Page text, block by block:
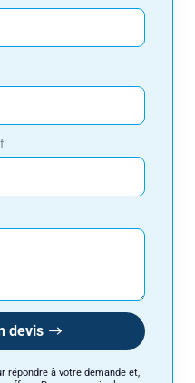
devis
répondre à votre demande et,
Pour en savoir plus, consultez